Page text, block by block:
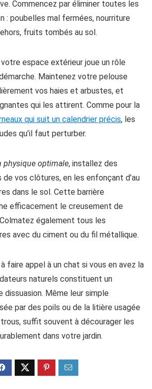
Commencez par éliminer toutes les
: poubelles mal fermées, nourriture
fruits tombés au sol.
votre espace extérieur joue un rôle
Maintenez votre pelouse
vos haies et arbustes, et
qui les attirent. Comme pour la
qui suit un calendrier précis, les
qu’il faut perturber.
physique optimale, installez des
de vos clôtures, en les enfonçant d’au
dans le sol. Cette barrière
efficacement le creusement de
également tous les
avec du ciment ou du fil métallique.
à faire appel à un chat si vous en avez la
naturels constituent un
Même leur simple
par des poils ou de la litière usagée
suffit souvent à décourager les
dans votre jardin.